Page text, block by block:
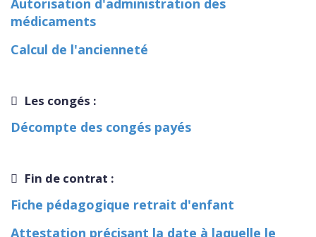
médicaments
Calcul de l'ancienneté
Les congés :
Décompte des congés payés
Fin de contrat :
Fiche pédagogique retrait d'enfant
Attestation précisant la date à laquelle le